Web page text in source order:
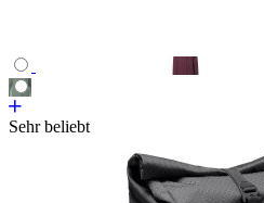
Sehr beliebt